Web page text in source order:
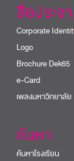
สื่อประ
Corporate
Logo
Brochure Dek65
e-Card
เพลงมหาวิทยาลัย
ค้นหา
ค้นหาโรงเรียน